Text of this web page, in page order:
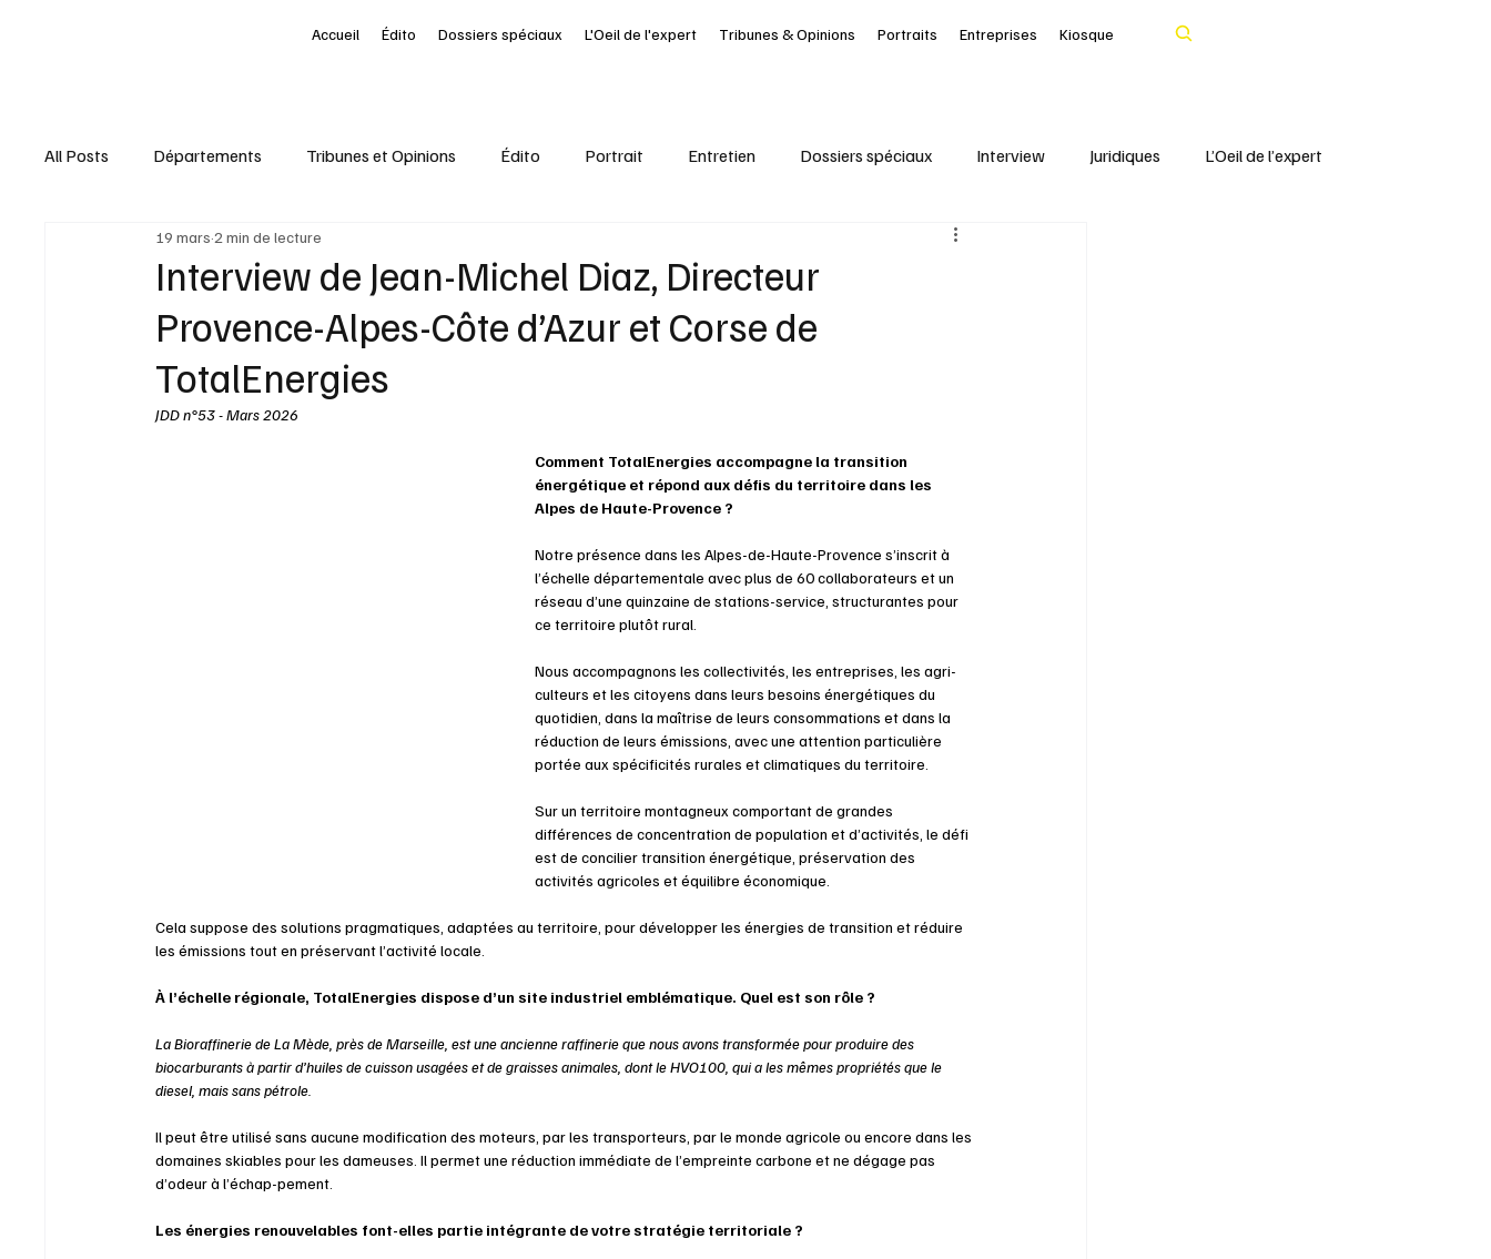
Accueil Édito Dossiers spéciaux L'Oeil de l'expert Tribunes & Opinions Portraits Entreprises Kiosque
All Posts Départements Tribunes et Opinions Édito Portrait Entretien Dossiers spéciaux Interview Juridiques L’Oeil de l’expert
Nominations Entreprises Kiosque
À la une des Départements Le Petit Journal des Départements Seine-Maritime
Baromètre
Interview de Jean-Michel Diaz, Directeur
Provence-Alpes-Côte d’Azur et Corse de
TotalEnergies
19 mars 2 min de lecture
JDD n°53 - Mars 2026
Comment TotalEnergies accompagne la transition
énergétique et répond aux défis du territoire dans les
Alpes de Haute-Provence ?
Notre présence dans les Alpes-de-Haute-Provence s’inscrit à
l’échelle départementale avec plus de 60 collaborateurs et un
réseau d’une quinzaine de stations-service, structurantes pour
ce territoire plutôt rural.
Nous accompagnons les collectivités, les entreprises, les agri-
culteurs et les citoyens dans leurs besoins énergétiques du
quotidien, dans la maîtrise de leurs consommations et dans la
réduction de leurs émissions, avec une attention particulière
portée aux spécificités rurales et climatiques du territoire.
Sur un territoire montagneux comportant de grandes
différences de concentration de population et d’activités, le défi
est de concilier transition énergétique, préservation des
activités agricoles et équilibre économique.
Cela suppose des solutions pragmatiques, adaptées au territoire, pour développer les énergies de transition et réduire
les émissions tout en préservant l’activité locale.
À l’échelle régionale, TotalEnergies dispose d’un site industriel emblématique. Quel est son rôle ?
La Bioraffinerie de La Mède, près de Marseille, est une ancienne raffinerie que nous avons transformée pour produire des
biocarburants à partir d’huiles de cuisson usagées et de graisses animales, dont le HVO100, qui a les mêmes propriétés que le
diesel, mais sans pétrole.
Il peut être utilisé sans aucune modification des moteurs, par les transporteurs, par le monde agricole ou encore dans les
domaines skiables pour les dameuses. Il permet une réduction immédiate de l’empreinte carbone et ne dégage pas
d’odeur à l’échap-pement.
Les énergies renouvelables font-elles partie intégrante de votre stratégie territoriale ?